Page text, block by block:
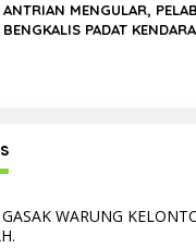
ANTRIAN MENGULAR, PELABUHAN RORO
BENGKALIS PADAT
WARUNG